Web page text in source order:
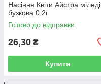
Насіння Квіти Айстра міледі
бузкова 0,2г
Готово до відправки
26,30 ₴
Купити